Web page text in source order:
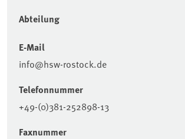
Abteilung
E-Mail
info@hsw-rostock.de
Telefonnummer
+49-(0)381-252898-13
Faxnummer